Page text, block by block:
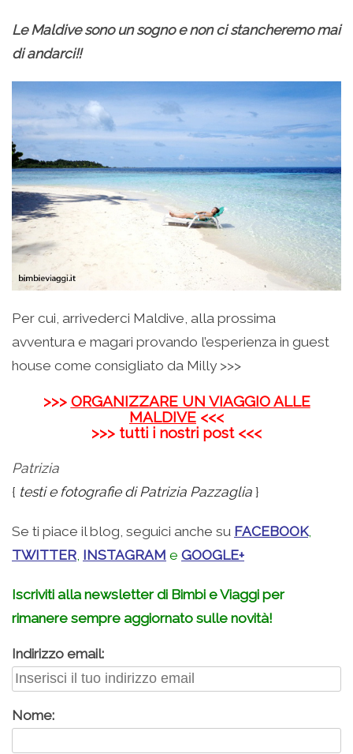
Le Maldive sono un sogno e non ci stancheremo mai
di andarci!!
Per cui, arrivederci Maldive, alla prossima
avventura e magari provando l’esperienza in guest
house come consigliato da Milly >>>
>>> ORGANIZZARE UN VIAGGIO ALLE
MALDIVE <<<
>>> tutti i nostri post <<<
Patrizia
{ testi e fotografie di Patrizia Pazzaglia }
Se ti piace il blog, seguici anche su FACEBOOK,
TWITTER INSTAGRAM e GOOGLE+
Iscriviti alla newsletter di Bimbi e Viaggi per
rimanere sempre aggiornato sulle novità!
Indirizzo email:
Nome: